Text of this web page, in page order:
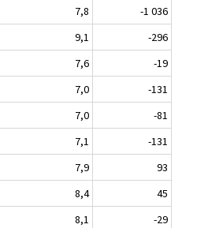
7,8
-1 036
9,1
-296
7,6
-19
7,0
-131
7,0
-81
7,1
-131
7,9
93
8,4
45
8,1
-29